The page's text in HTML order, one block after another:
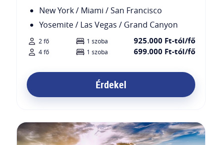
New York / Miami / San Francisco
Yosemite / Las Vegas / Grand Canyon
2 fő 1 szoba 925.000 Ft-tól/fő
4 fő 1 szoba 699.000 Ft-tól/fő
Érdekel